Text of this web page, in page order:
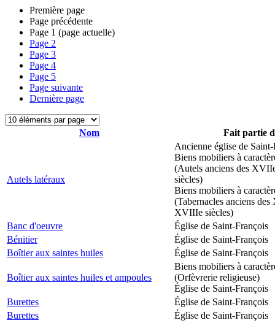
Première page
Page précédente
Page 1 (page actuelle)
Page 2
Page 3
Page 4
Page 5
Page suivante
Dernière page
Nom Fait partie
Autels latéraux
Ancienne église de Saint-
Biens mobiliers à
(Autels anciens des
siècles)
Biens mobiliers à
(Tabernacles anciens
XVIIIe siècles)
Banc d'oeuvre
Église de Saint-François
Bénitier
Église de Saint-François
Boîtier aux saintes huiles
Église de Saint-François
Boîtier aux saintes huiles et ampoules
Biens mobiliers à
(Orfèvrerie religieuse)
Église de Saint-François
Burettes
Église de Saint-François
Burettes
Église de Saint-François